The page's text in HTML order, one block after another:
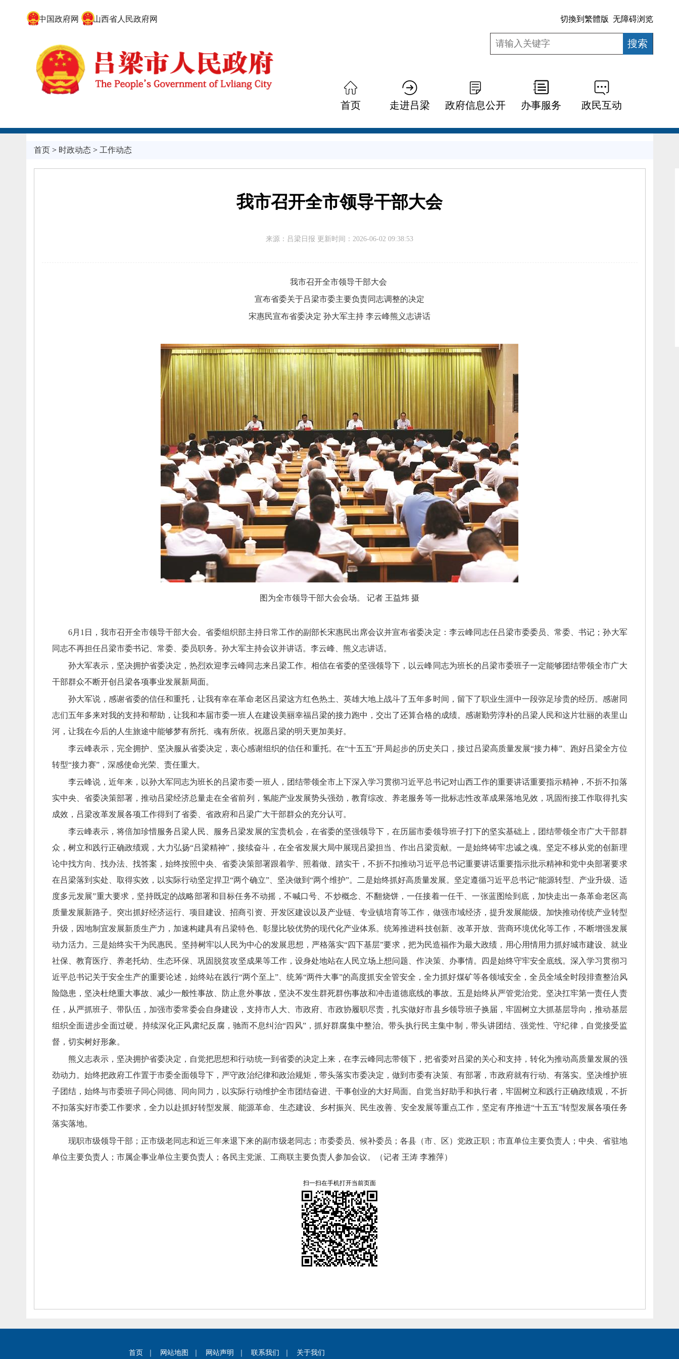
中国政府网 山西省人民政府网 切換到繁體版 无障碍浏览
首页 走进吕梁 政府信息公开 办事服务 政民互动
首页> 时政动态> 工作动态
我市召开全市领导干部大会
来源： 吕梁日报 更新时间： 2026-06-02 09:38:53
我市召开全市领导干部大会
宣布省委关于吕梁市委主要负责同志调整的决定
宋惠民宣布省委决定 孙大军主持 李云峰熊义志讲话
图为全市领导干部大会会场。 记者 王益炜 摄
6月1日， 我市召开全市领导干部大会。省委组织部主持日常工作的副部长宋惠民出席会议并宣布省委决定： 李云峰同志任吕梁市委委员、常委、书记；孙大军
同志不再担任吕梁市委书记、 常委、 委员职务。 孙大军主持会议并讲话。 李云峰、 熊义志讲话。
孙大军表示， 坚决拥护省委决定，热烈欢迎李云峰同志来吕梁工作。 相信在省委的坚强领导下， 以云峰同志为班长的吕梁市委班子一定能够团结带领全市广大
干部群众不断开创吕梁各项事业发展新局面。
孙大军说， 感谢省委的信任和重托，让我有幸在革命老区吕梁这方红色热土、英雄大地上战斗了五年多时间， 留下了职业生涯中一段弥足珍贵的经历。感谢同
志们五年多来对我的支持和帮助，让我和本届市委一班人在建设美丽幸福吕梁的接力跑中，交出了还算合格的成绩。 感谢勤劳淳朴的吕梁人民和这片壮丽的表里山
河， 让我在今后的人生旅途中能够梦有所托、 魂有所依。 祝愿吕梁的明天更加美好。
李云峰表示， 完全拥护、 坚决服从省委决定， 衷心感谢组织的信任和重托。 在“十五五”开局起步的历史关口，接过吕梁高质量发展“接力棒”、 跑好吕梁全方位
转型“接力赛”， 深感使命光荣、 责任重大。
李云峰说， 近年来， 以孙大军同志为班长的吕梁市委一班人， 团结带领全市上下深入学习贯彻习近平总书记对山西工作的重要讲话重要指示精神，不折不扣落
实中央、 省委决策部署， 推动吕梁经济总量走在全省前列， 氢能产业发展势头强劲，教育综改、 养老服务等一批标志性改革成果落地见效，巩固衔接工作取得扎实
成效， 吕梁改革发展各项工作得到了省委、 省政府和吕梁广大干部群众的充分认可。
李云峰表示， 将倍加珍惜服务吕梁人民、 服务吕梁发展的宝贵机会， 在省委的坚强领导下，在历届市委领导班子打下的坚实基础上， 团结带领全市广大干部群
众， 树立和践行正确政绩观， 大力弘扬“吕梁精神”，接续奋斗， 在全省发展大局中展现吕梁担当、 作出吕梁贡献。一是始终铸牢忠诚之魂。 坚定不移从党的创新理
论中找方向、 找办法、 找答案，始终按照中央、省委决策部署跟着学、 照着做、 踏实干，不折不扣推动习近平总书记重要讲话重要指示批示精神和党中央部署要求
在吕梁落到实处、 取得实效， 以实际行动坚定捍卫“两个确立”、 坚决做到“两个维护”。 二是始终抓好高质量发展。 坚定遵循习近平总书记“能源转型、 产业升级、 适
度多元发展”重大要求， 坚持既定的战略部署和目标任务不动摇，不喊口号、不炒概念、不翻烧饼，一任接着一任干、一张蓝图绘到底， 加快走出一条革命老区高
质量发展新路子。 突出抓好经济运行、项目建设、招商引资、 开发区建设以及产业链、专业镇培育等工作， 做强市域经济， 提升发展能级。 加快推动传统产业转型
升级， 因地制宜发展新质生产力， 加速构建具有吕梁特色、 彰显比较优势的现代化产业体系。统筹推进科技创新、 改革开放、 营商环境优化等工作，不断增强发展
动力活力。 三是始终实干为民惠民。 坚持树牢以人民为中心的发展思想， 严格落实“四下基层”要求， 把为民造福作为最大政绩， 用心用情用力抓好城市建设、 就业
社保、 教育医疗、 养老托幼、生态环保、巩固脱贫攻坚成果等工作， 设身处地站在人民立场上想问题、作决策、 办事情。 四是始终守牢安全底线。深入学习贯彻习
近平总书记关于安全生产的重要论述，始终站在践行“两个至上”、统筹“两件大事”的高度抓安全管安全，全力抓好煤矿等各领域安全，全员全域全时段排查整治风
险隐患， 坚决杜绝重大事故、减少一般性事故、 防止意外事故， 坚决不发生群死群伤事故和冲击道德底线的事故。 五是始终从严管党治党。 坚决扛牢第一责任人责
任， 从严抓班子、 带队伍， 加强市委常委会自身建设， 支持市人大、 市政府、 市政协履职尽责，扎实做好市县乡领导班子换届， 牢固树立大抓基层导向，推动基层
组织全面进步全面过硬。 持续深化正风肃纪反腐，驰而不息纠治“四风”，抓好群腐集中整治。带头执行民主集中制，带头讲团结、 强党性、守纪律， 自觉接受监
督， 切实树好形象。
熊义志表示， 坚决拥护省委决定， 自觉把思想和行动统一到省委的决定上来，在李云峰同志带领下，把省委对吕梁的关心和支持，转化为推动高质量发展的强
劲动力。 始终把政府工作置于市委全面领导下， 严守政治纪律和政治规矩， 带头落实市委决定，做到市委有决策、 有部署， 市政府就有行动、有落实。 坚决维护班
子团结， 始终与市委班子同心同德、 同向同力， 以实际行动维护全市团结奋进、干事创业的大好局面。 自觉当好助手和执行者， 牢固树立和践行正确政绩观， 不折
不扣落实好市委工作要求，全力以赴抓好转型发展、能源革命、 生态建设、 乡村振兴、 民生改善、 安全发展等重点工作， 坚定有序推进“十五五”转型发展各项任务
落实落地。
现职市级领导干部； 正市级老同志和近三年来退下来的副市级老同志； 市委委员、候补委员；各县（市、 区）党政正职； 市直单位主要负责人； 中央、省驻地
单位主要负责人； 市属企事业单位主要负责人； 各民主党派、 工商联主要负责人参加会议。 （记者 王涛 李雅萍）
扫一扫在手机打开当前页面
首页 ｜ 网站地图 ｜ 网站声明 ｜ 联系我们 ｜ 关于我们